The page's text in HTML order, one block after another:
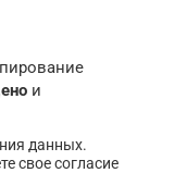
и
данных.
свое согласие